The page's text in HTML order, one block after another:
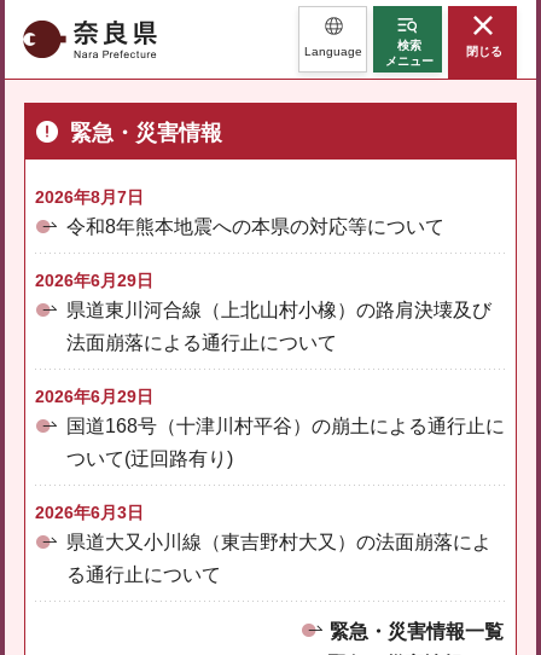
奈良県 Language
検索
メニュー
閉じる
緊急・災害情報
2026年8月7日
令和8年熊本地震への本県の対応等について
2026年6月29日
県道東川河合線（上北山村小橡）の路肩決壊及び
法面崩落による通行止について
2026年6月29日
国道168号（十津川村平谷）の崩土による通行止に
ついて(迂回路有り)
2026年6月3日
県道大又小川線（東吉野村大又）の法面崩落によ
る通行止について
緊急・災害情報一覧